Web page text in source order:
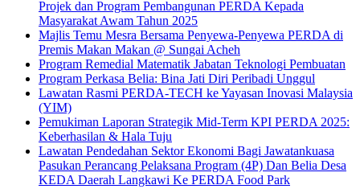
Projek dan Program Pembangunan PERDA Kepada
Masyarakat Awam Tahun 2025
Majlis Temu Mesra Bersama Penyewa-Penyewa PERDA di
Premis Makan Makan @ Sungai Acheh
Program Remedial Matematik Jabatan Teknologi Pembuatan
Program Perkasa Belia: Bina Jati Diri Peribadi Unggul
Lawatan Rasmi PERDA-TECH ke Yayasan Inovasi Malaysia
(YIM)
Pemukiman Laporan Strategik Mid-Term KPI PERDA 2025:
Keberhasilan & Hala Tuju
Lawatan Pendedahan Sektor Ekonomi Bagi Jawatankuasa
Pasukan Perancang Pelaksana Program (4P) Dan Belia Desa
KEDA Daerah Langkawi Ke PERDA Food Park